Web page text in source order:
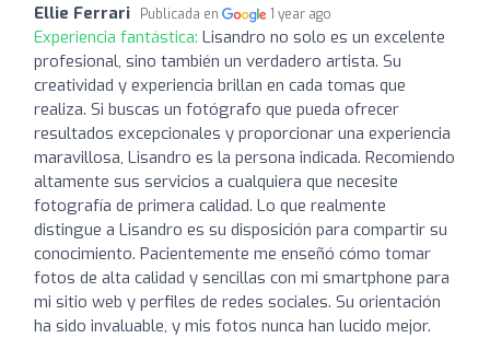
Ellie Ferrari Publicada en 1 year ago
Experiencia fantástica: Lisandro no solo es un excelente
profesional, sino también un verdadero artista. Su
creatividad y experiencia brillan en cada tomas que
realiza. Si buscas un fotógrafo que pueda ofrecer
resultados excepcionales y proporcionar una experiencia
maravillosa, Lisandro es la persona indicada. Recomiendo
altamente sus servicios a cualquiera que necesite
fotografía de primera calidad. Lo que realmente
distingue a Lisandro es su disposición para compartir su
conocimiento. Pacientemente me enseñó cómo tomar
fotos de alta calidad y sencillas con mi smartphone para
mi sitio web y perfiles de redes sociales. Su orientación
ha sido invaluable, y mis fotos nunca han lucido mejor.